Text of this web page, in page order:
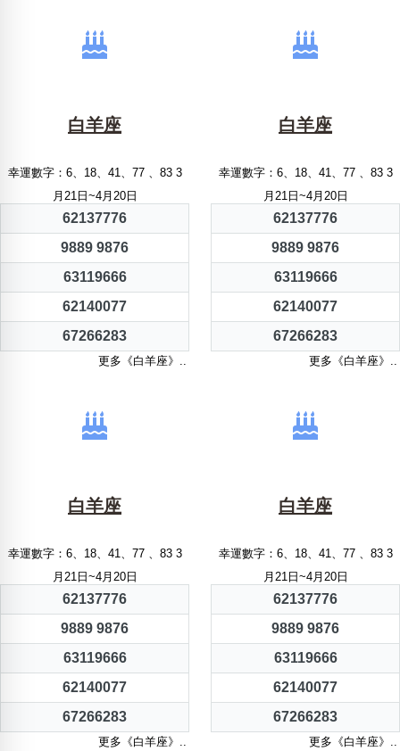
白羊座
幸運數字：6、18、41、77 、83 3
月21日~4月20日
62137776
9889 9876
63119666
62140077
67266283
更多《白羊座》..
白羊座
幸運數字：6、18、41、77 、83 3
月21日~4月20日
62137776
9889 9876
63119666
62140077
67266283
更多《白羊座》..
白羊座
幸運數字：6、18、41、77 、83 3
月21日~4月20日
62137776
9889 9876
63119666
62140077
67266283
更多《白羊座》..
白羊座
幸運數字：6、18、41、77 、83 3
月21日~4月20日
62137776
9889 9876
63119666
62140077
67266283
更多《白羊座》..